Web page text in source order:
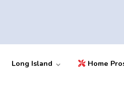
Long Island Home